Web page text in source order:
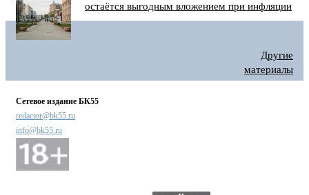
остаётся выгодным вложением при инфляции
Другие
материалы
Сетевое издание БК55
redactor@bk55.ru
info@bk55.ru